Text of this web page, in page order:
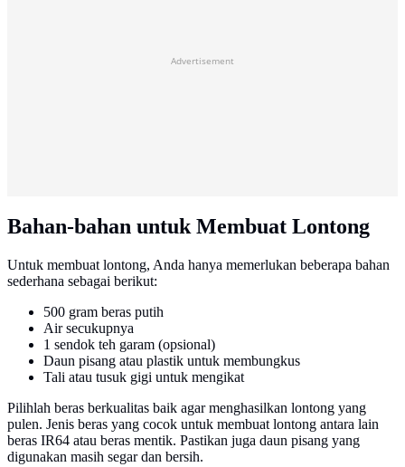
Advertisement
Bahan-bahan untuk Membuat Lontong
Untuk membuat lontong, Anda hanya memerlukan beberapa bahan
sederhana sebagai berikut:
500 gram beras putih
Air secukupnya
1 sendok teh garam (opsional)
Daun pisang atau plastik untuk membungkus
Tali atau tusuk gigi untuk mengikat
Pilihlah beras berkualitas baik agar menghasilkan lontong yang
pulen. Jenis beras yang cocok untuk membuat lontong antara lain
beras IR64 atau beras mentik. Pastikan juga daun pisang yang
digunakan masih segar dan bersih.